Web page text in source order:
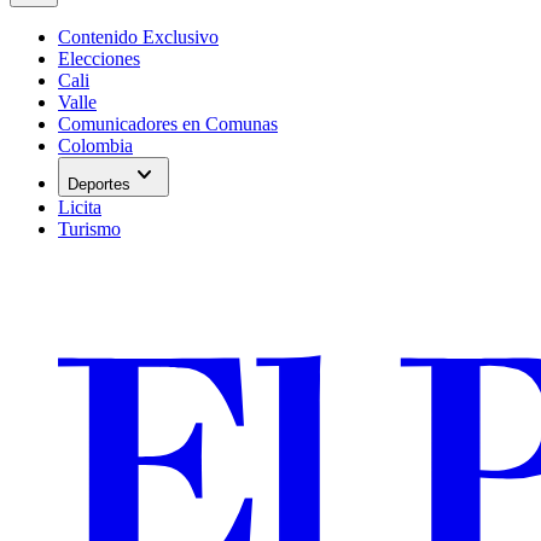
Contenido Exclusivo
Elecciones
Cali
Valle
Comunicadores en Comunas
Colombia
Deportes expand_more
Licita
Turismo